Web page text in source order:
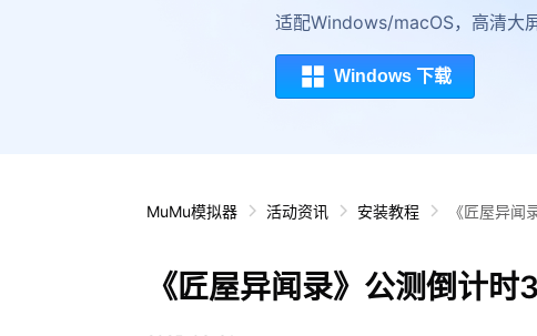
适配Windows/macOS，高清大
Windows 下载
MuMu模拟器 活动资讯 安装教程 《匠屋异闻
《匠屋异闻录》公测倒计时